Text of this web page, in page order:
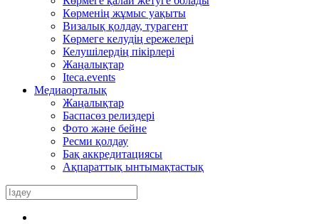
Көрменің жұмыс уақыты
Визалық қолдау, турагент
Көрмеге келудің ережелері
Келушілердің пікірлері
Жаңалықтар
Iteca.events
Медиаорталық
Жаңалықтар
Баспасөз релиздері
Фото және бейне
Ресми қолдау
Бақ аккредитациясы
Ақпараттық ынтымақтастық